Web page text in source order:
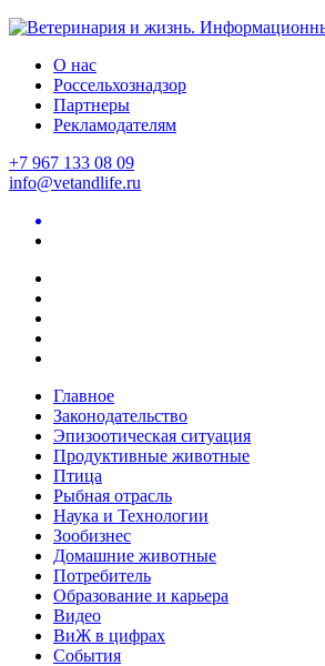
О нас
Россельхознадзор
Партнеры
Рекламодателям
+7 967 133 08 09
info@vetandlife.ru
Главное
Законодательство
Эпизоотическая ситуация
Продуктивные животные
Птица
Рыбная отрасль
Наука и Технологии
Зообизнес
Домашние животные
Потребитель
Образование и карьера
Видео
ВиЖ в цифрах
События